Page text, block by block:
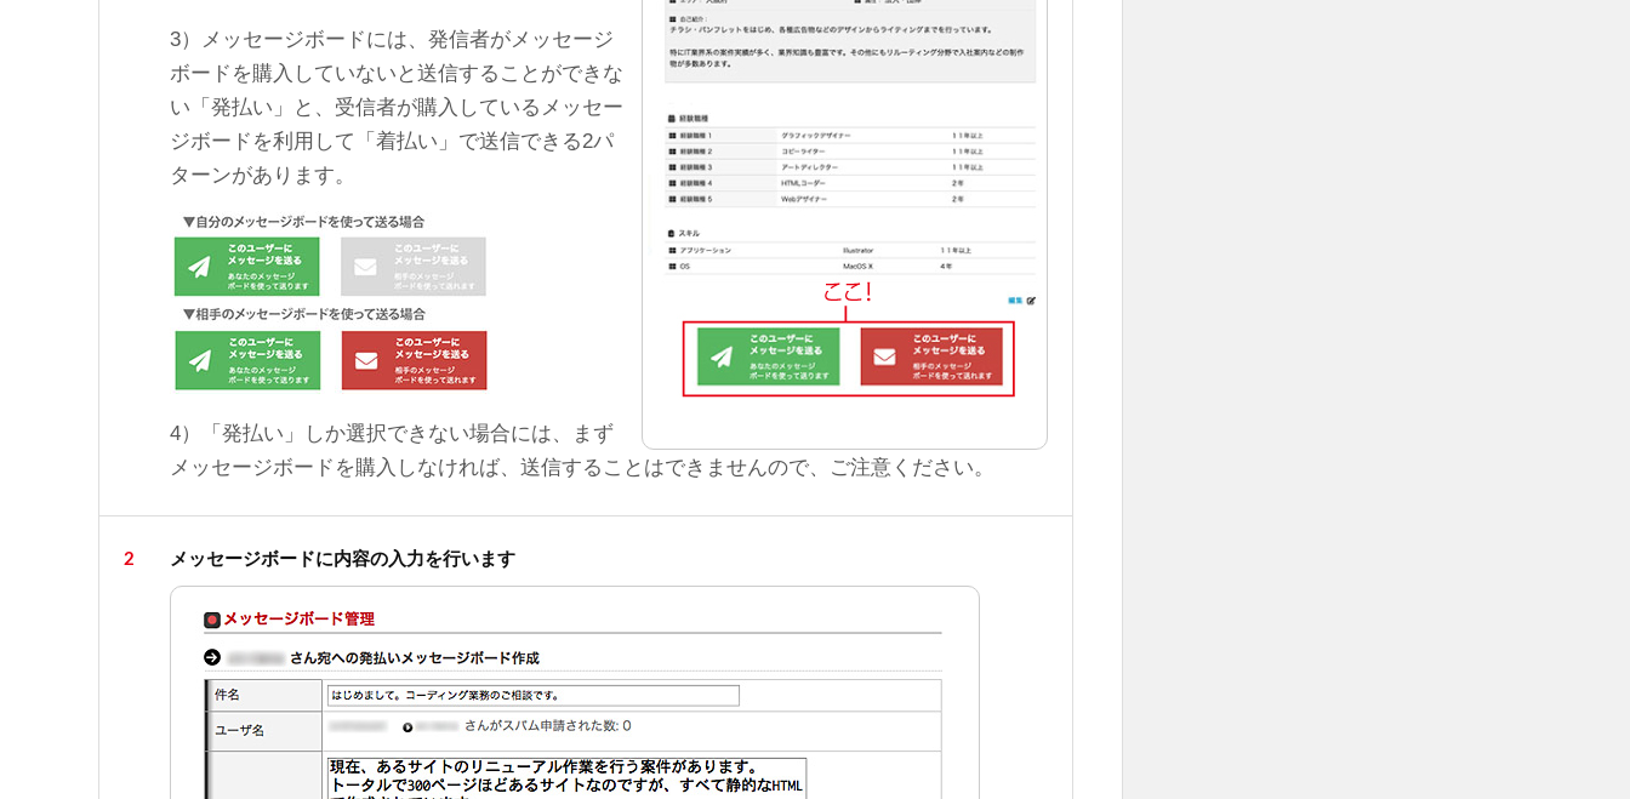
3）メッセージボードには、発信者がメッセージ
ボードを購入していないと送信することができな
い「発払い」と、受信者が購入しているメッセー
ジボードを利用して「着払い」で送信できる2パ
ターンがあります。
4）「発払い」しか選択できない場合には、まず
メッセージボードを購入しなければ、送信することはできませんので、ご注意ください。
2 メッセージボードに内容の入力を行います